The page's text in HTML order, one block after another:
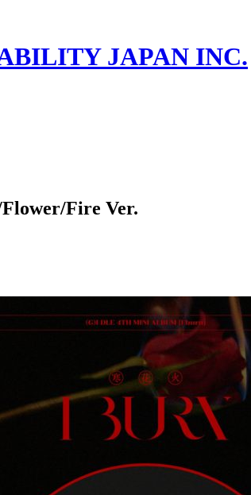
JAPAN INC.
Fire Ver.